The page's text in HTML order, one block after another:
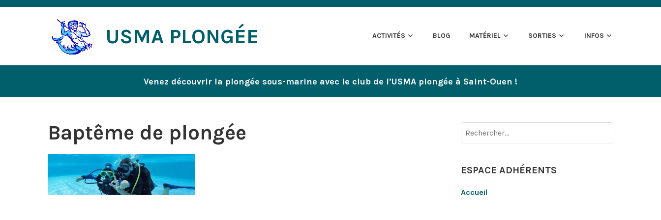
Accéder
USMA PLONGÉE ACTIVITÉS BLOG MATÉRIEL SORTIES INFOS
Venez découvrir la plongée sous-marine avec le club de l’USMA plongée à Saint-Ouen !
Baptême de plongée Rechercher :
ESPACE ADHÉRENTS
Accueil